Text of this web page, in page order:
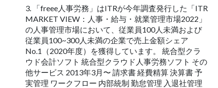
3. 「freee人事労務」はITRが今年調査発行した「ITR
MARKET VIEW：人事・給与・就業管理市場2022」
の人事管理市場において、従業員100人未満および
従業員100~300人未満の企業で売上金額シェア
No.1（2020年度）を獲得しています。 統合型クラ
ウド会計ソフト 統合型クラウド⼈事労務ソフト その
他サービス 2013年3⽉〜 請求書 経費精算 決算書 予
実管理 ワークフロー 内部統制 勤怠管理 ⼊退社管理